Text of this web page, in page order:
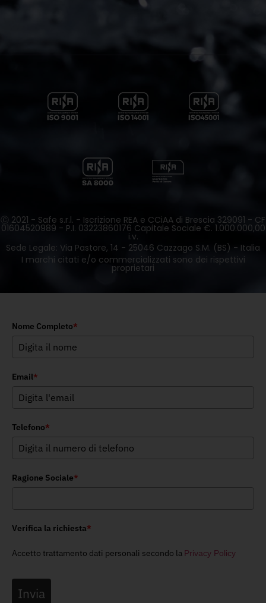
Ⓒ 2021 - Safe s.r.l. - Iscrizione REA e CCiAA di Brescia 329091 - CF
01604520989 - P.I. 03223860176 Capitale Sociale €. 1.000.000,00
i.v.
Sede Legale: Via Pastore, 14 - 25046 Cazzago S.M. (BS) - Italia
I marchi citati e/o commercializzati sono dei rispettivi
proprietari
Nome Completo*
Email*
Telefono*
Ragione Sociale*
Verifica la richiesta*
Accetto trattamento dati personali secondo la Privacy Policy
Invia